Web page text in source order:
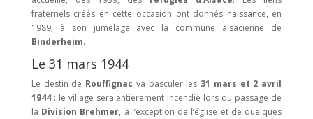
fraternels créés en cette occasion ont donnés naissance, en
1989, à son jumelage avec la commune alsacienne de
Binderheim.
Le 31 mars 1944
Le destin de Rouffignac va basculer les 31 mars et 2 avril
1944: le village sera entièrement incendié lors du passage de
la Division Brehmer, à l’exception de l’église et de quelques